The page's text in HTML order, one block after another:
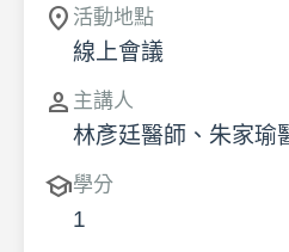
location_on 活動地點
線上會議
person 主講人
林彥廷醫師、朱家瑜
school學分
1